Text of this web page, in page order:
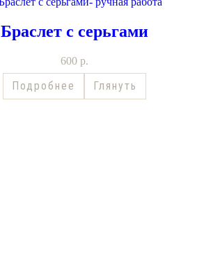
Браслет с серьгами
600 р.
Подробнее Глянуть